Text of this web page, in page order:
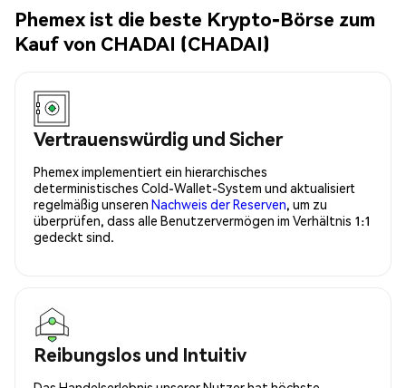
Phemex ist die beste Krypto-Börse zum
Kauf von CHADAI (CHADAI)
Vertrauenswürdig und Sicher
Phemex implementiert ein hierarchisches
deterministisches Cold-Wallet-System und aktualisiert
regelmäßig unseren Nachweis der Reserven, um zu
überprüfen, dass alle Benutzervermögen im Verhältnis 1:1
gedeckt sind.
Reibungslos und Intuitiv